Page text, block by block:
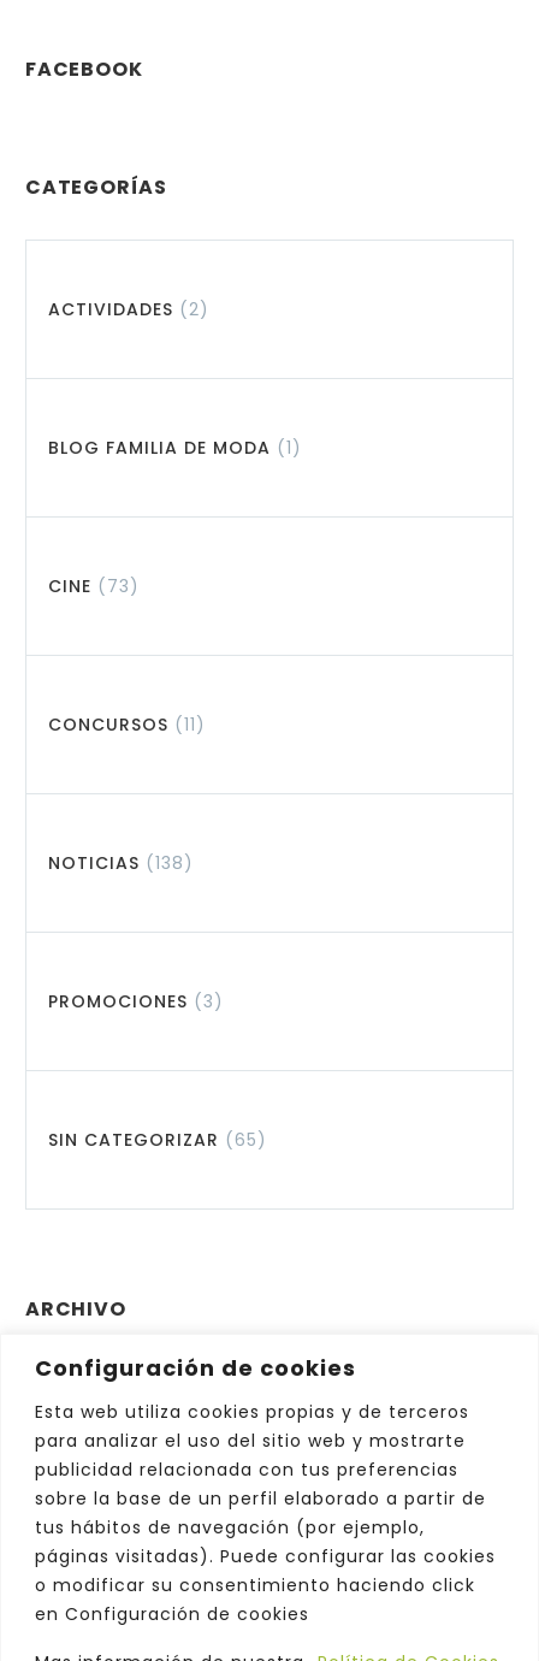
Configuración de cookies
Esta web utiliza cookies propias y de terceros
para analizar el uso del sitio web y mostrarte
publicidad relacionada con tus preferencias
sobre la base de un perfil elaborado a partir de
tus hábitos de navegación (por ejemplo,
páginas visitadas). Puede configurar las cookies
o modificar su consentimiento haciendo click
en Configuración de cookies
FACEBOOK
CATEGORÍAS
ACTIVIDADES (2)
BLOG FAMILIA DE MODA (1)
CINE (73)
CONCURSOS (11)
NOTICIAS (138)
PROMOCIONES (3)
SIN CATEGORIZAR (65)
ARCHIVO
Archivo
Elegir el mes